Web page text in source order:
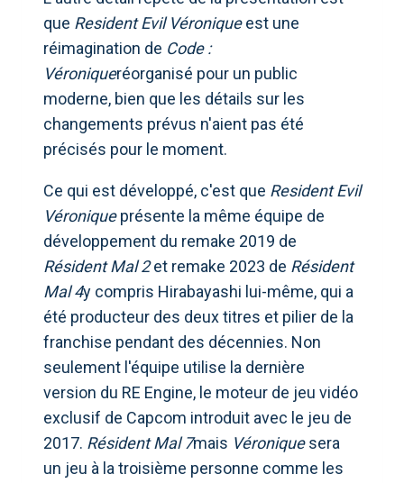
que Resident Evil Véroniqueest une
réimagination de Code :
Véroniqueréorganisé pour un public
moderne, bien que les détails sur les
changements prévus n'aient pas été
précisés pour le moment.
Ce qui est développé, c'est que Resident Evil
Véroniqueprésente la même équipe de
développement du remake 2019 de
Résident Mal 2et remake 2023 de Résident
Mal 4y compris Hirabayashi lui-même, qui a
été producteur des deux titres et pilier de la
franchise pendant des décennies. Non
seulement l'équipe utilise la dernière
version du RE Engine, le moteur de jeu vidéo
exclusif de Capcom introduit avec le jeu de
2017. Résident Mal 7mais Véroniquesera
un jeu à la troisième personne comme les